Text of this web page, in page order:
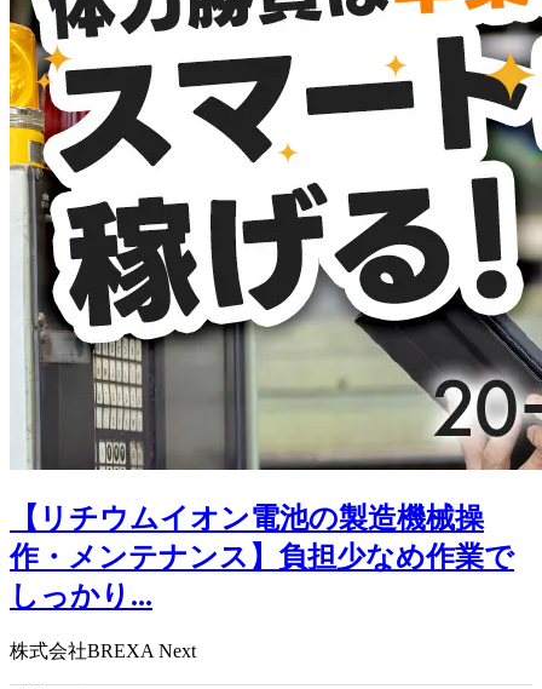
【リチウムイオン電池の製造機械操
作・メンテナンス】負担少なめ作業で
しっかり...
株式会社BREXA Next